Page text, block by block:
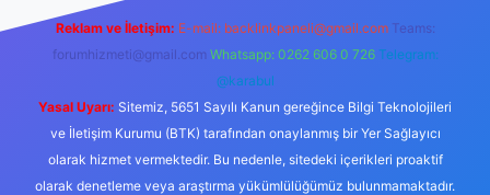
Reklam ve İletişim: E-mail: backlinkpaneli@gmail.com Teams:
forumhizmeti@gmail.com Whatsapp: 0262 606 0 726 Telegram:
@karabul
Yasal Uyarı: Sitemiz, 5651 Sayılı Kanun gereğince Bilgi Teknolojileri
ve İletişim Kurumu (BTK) tarafından onaylanmış bir Yer Sağlayıcı
olarak hizmet vermektedir. Bu nedenle, sitedeki içerikleri proaktif
olarak denetleme veya araştırma yükümlülüğümüz bulunmamaktadır.